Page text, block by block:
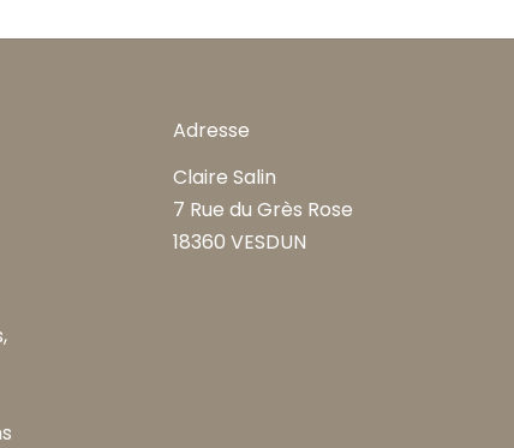
Adresse
Claire Salin
7 Rue du Grès Rose
18360 VESDUN